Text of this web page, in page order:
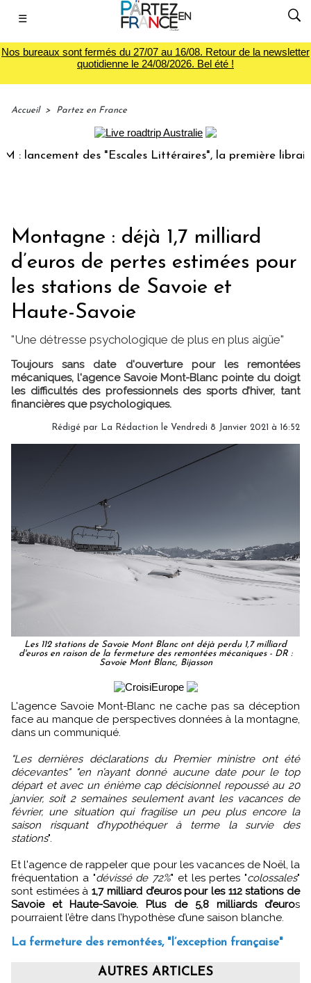
☰
Nos bureaux sont fermés du 27/07 au 16/08. Retour de la newsletter
quotidienne le 24/08/2026. Bel été !
Accueil > Partez en France
des "Escales Littéraires", la première librairie du
Montagne : déjà 1,7 milliard
d’euros de pertes estimées pour
les stations de Savoie et
Haute-Savoie
"Une détresse psychologique de plus en plus aigüe"
Toujours sans date d'ouverture pour les remontées
mécaniques, l'agence Savoie Mont-Blanc pointe du doigt
les difficultés des professionnels des sports d’hiver, tant
financières que psychologiques.
Rédigé par La Rédaction le Vendredi 8 Janvier 2021 à 16:52
Les 112 stations de Savoie Mont Blanc ont déjà perdu 1,7 milliard
d'euros en raison de la fermeture des remontées mécaniques - DR :
Savoie Mont Blanc, Bijasson
L'agence Savoie Mont-Blanc ne cache pas sa déception
face au manque de perspectives données à la montagne,
dans un communiqué.
"Les dernières déclarations du Premier ministre ont été
décevantes" "en n’ayant donné aucune date pour le top
départ et avec un énième cap décisionnel repoussé au 20
janvier, soit 2 semaines seulement avant les vacances de
février, une situation qui fragilise un peu plus encore la
saison risquant d’hypothéquer à terme la survie des
stations".
Et l'agence de rappeler que pour les vacances de Noël, la
fréquentation a "dévissé de 72%" et les pertes "colossales"
sont estimées à1,7 milliard d’euros pour les 112 stations de
Savoie et Haute-Savoie. Plus de 5,8 milliards d’euros
pourraient l’être dans l’hypothèse d’une saison blanche.
La fermeture des remontées, "l’exception française"
AUTRES ARTICLES